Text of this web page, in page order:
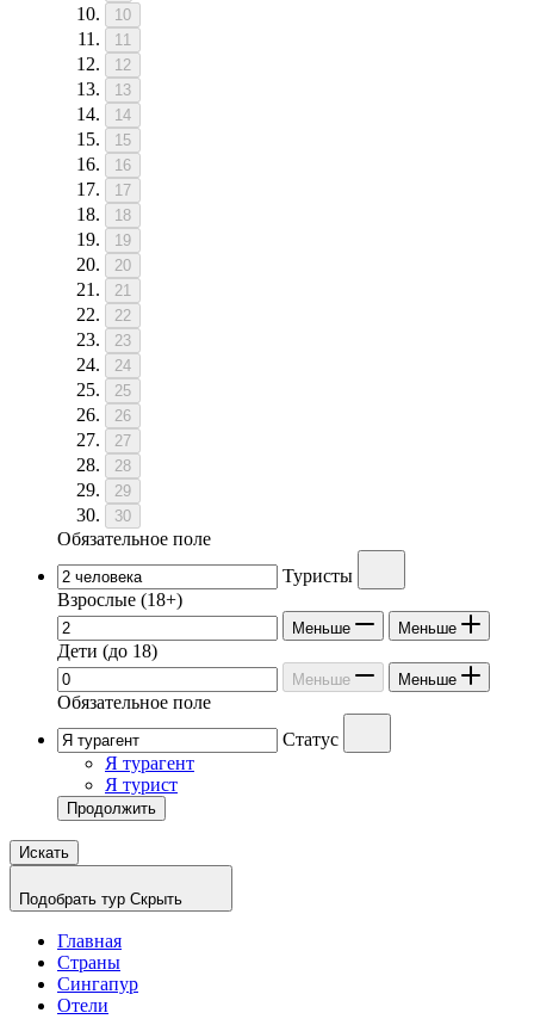
10
11
12
13
14
15
16
17
18
19
20
21
22
23
24
25
26
27
28
29
30
Обязательное поле
Туристы
Взрослые (18+)
Меньше Меньше
Дети (до 18)
Меньше Меньше
Обязательное поле
Статус
Я турагент
Я турист
Продолжить
Искать
Подобрать тур Скрыть
Главная
Страны
Сингапур
Отели